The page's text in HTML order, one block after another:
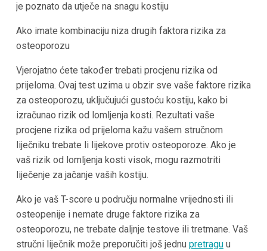
je poznato da utječe na snagu kostiju
Ako imate kombinaciju niza drugih faktora rizika za
osteoporozu
Vjerojatno ćete također trebati procjenu rizika od
prijeloma. Ovaj test uzima u obzir sve vaše faktore rizika
za osteoporozu, uključujući gustoću kostiju, kako bi
izračunao rizik od lomljenja kosti. Rezultati vaše
procjene rizika od prijeloma kažu vašem stručnom
liječniku trebate li lijekove protiv osteoporoze. Ako je
vaš rizik od lomljenja kosti visok, mogu razmotriti
liječenje za jačanje vaših kostiju.
Ako je vaš T-score u području normalne vrijednosti ili
osteopenije i nemate druge faktore rizika za
osteoporozu, ne trebate daljnje testove ili tretmane. Vaš
stručni liječnik može preporučiti još jednu pretraguu